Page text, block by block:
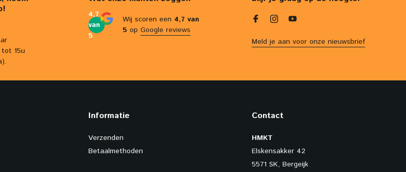
tot 15u
4,7
van
5
Wij scoren een 4,7 van
5 op Google reviews
Meld je aan voor onze nieuwsbrief
Informatie
Verzenden
Betaalmethoden
Contact
HMKT
Elskensakker 42
5571 SK, Bergeijk